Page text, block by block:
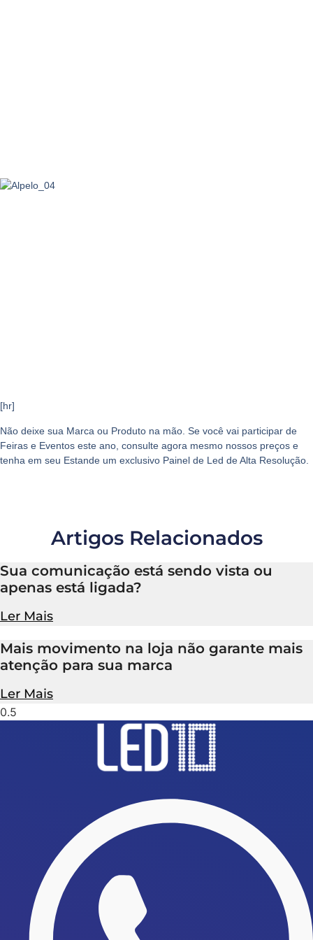
[hr]
Não deixe sua Marca ou Produto na mão. Se você vai participar de
Feiras e Eventos este ano, consulte agora mesmo nossos preços e
tenha em seu Estande um exclusivo Painel de Led de Alta Resolução
Artigos Relacionados
Sua comunicação está sendo vista ou
apenas está ligada?
Ler Mais
Mais movimento na loja não garante mais
atenção para sua marca
Ler Mais